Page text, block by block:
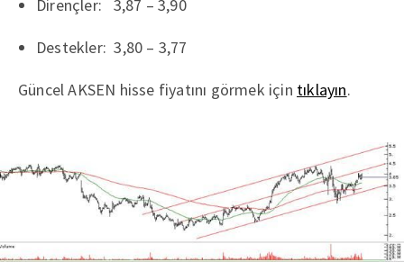
Dirençler: 3,87 – 3,90
Destekler: 3,80 – 3,77
Güncel AKSEN hisse fiyatını görmek için tıklayın.